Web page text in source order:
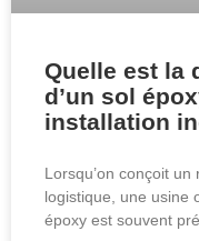
Quelle est la
d’un sol
installation
Lorsqu’on conçoit
logistique, une usine
époxy est souvent